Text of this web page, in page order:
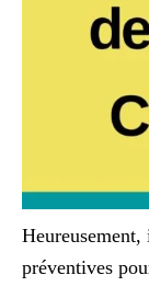
Heureusement,
préventives